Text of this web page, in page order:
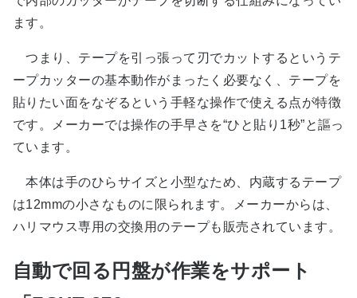
ます。
つまり、テープを引っ張って刃でカットするというテ
ープカッターの基本動作がまったく必要なく、テープを
貼りたい面をなぞるという手軽な操作で使える点が特徴
です。メーカーでは操作の手早さを“ひと貼り1秒”と謳っ
ています。
本体は手のひらサイズと小型なため、内蔵するテープ
は12mmの小さなものに限られます。メーカーからは、
ハリマウス専用の交換用のテープも販売されています。
自動で回る円盤が作業をサポート